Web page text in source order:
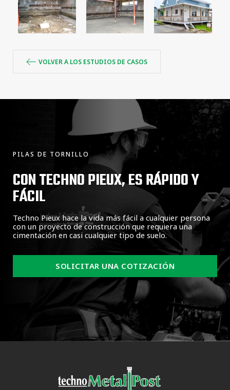
VOLVER A LOS ESTUDIOS DE CASOS
PILAS DE TORNILLO
CON TECHNO PIEUX, ES RÁPIDO Y
FÁCIL
Techno Pieux hace la vida más fácil a cualquier persona
con un proyecto de construcción que requiera una
cimentación en casi cualquier tipo de suelo.
SOLICITAR UNA COTIZACIÓN